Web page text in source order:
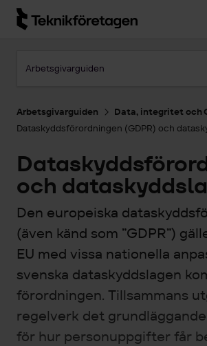
Hoppa till huvudinnehåll
Arbetsgivarguiden
Data, integritet och
Dataskyddsförordningen (GDPR) och
och
Den europeiska
(även känd som ”GDPR”)
EU med vissa nationella
svenska dataskyddslagen
förordningen. Tillsammans
regelverk det
för hur personuppgifter får
Arbetsgivarguiden